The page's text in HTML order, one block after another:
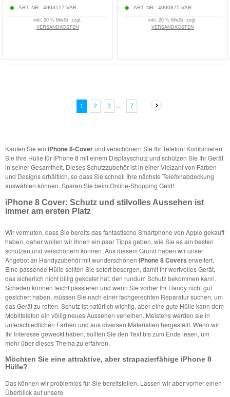
ART. NR.: 4003517-VAR
inkl. 20 % MwSt. zzgl.
VERSANDKOSTEN
ART. NR.: 4000875-VAR
inkl. 20 % MwSt. zzgl.
VERSANDKOSTEN
1 2 3 ... 7
Kaufen Sie ein iPhone 8-Coverund verschönern Sie Ihr Telefon! Kombinieren
Sie Ihre Hülle für iPhone 8 mit einem Displayschutz und schützen Sie Ihr Gerät
in seiner Gesamtheit. Dieses Schutzzubehör ist in einer Vielzahl von Farben
und Designs erhältlich, so dass Sie schnell Ihre nächste Telefonabdeckung
auswählen können. Sparen Sie beim Online-Shopping Geld!
iPhone 8 Cover: Schutz und stilvolles Aussehen ist
immer am ersten Platz
Wir vermuten, dass Sie bereits das fantastische Smartphone von Apple gekauft
haben, daher wollen wir Ihnen ein paar Tipps geben, wie Sie es am besten
schützen und verschönern können. Aus diesem Grund haben wir unser
Angebot an Handyzubehör mit wunderschönen iPhone 8 Covers erweitert.
Eine passende Hülle sollten Sie sofort besorgen, damit Ihr wertvolles Gerät,
das sicherlich nicht billig gekostet hat, den rundum Schutz bekommen kann.
Schäden können leicht passieren und wenn Sie vorher Ihr Handy nicht gut
gesichert haben, müssen Sie nach einer fachgerechten Reparatur suchen, um
das Gerät zu retten. Schutz ist natürlich wichtig, aber eine gute Hülle kann dem
Mobiltelefon ein völlig neues Aussehen verleihen. Meistens werden sie in
unterschiedlichen Farben und aus diversen Materialien hergestellt. Wenn wir
Ihr Interesse geweckt haben, sollten Sie den Text bis zum Ende lesen, um
mehr über dieses Thema zu erfahren.
Möchten Sie eine attraktive, aber strapazierfähige iPhone 8
Hülle?
Das können wir problemlos für Sie bereitstellen. Lassen wir aber vorher einen
Überblick auf unsere